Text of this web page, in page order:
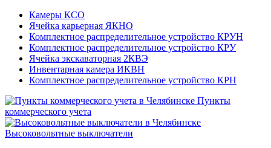
Камеры КСО
Ячейка карьерная ЯКНО
Комплектное распределительное устройство КРУН
Комплектное распределительное устройство КРУ
Ячейка экскаваторная 2КВЭ
Инвентарная камера ИКВН
Комплектное распределительное устройство КРН
Пункты
коммерческого учета
Высоковольтные выключатели